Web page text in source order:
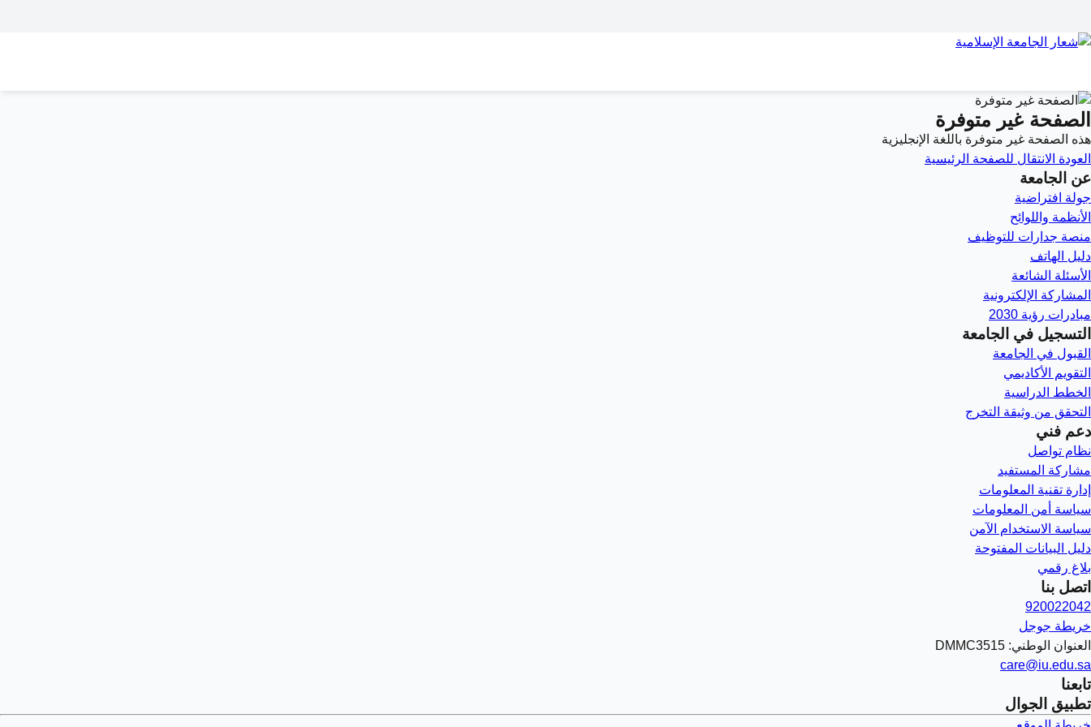
الصفحة غير متوفرة
هذه الصفحة غير متوفرة باللغة الإنجليزية
العودة الانتقال للصفحة الرئيسية
عن الجامعة
جولة افتراضية
الأنظمة واللوائح
منصة جدارات للتوظيف
دليل الهاتف
الأسئلة الشائعة
المشاركة الإلكترونية
مبادرات رؤية 2030
التسجيل في الجامعة
القبول في الجامعة
التقويم الأكاديمي
الخطط الدراسية
التحقق من وثيقة التخرج
دعم فني
نظام تواصل
مشاركة المستفيد
إدارة تقنية المعلومات
سياسة أمن المعلومات
سياسة الاستخدام الآمن
دليل البيانات المفتوحة
بلاغ رقمي
اتصل بنا
920022042
خريطة جوجل
العنوان الوطني: DMMC3515
care@iu.edu.sa
تابعنا
تطبيق الجوال